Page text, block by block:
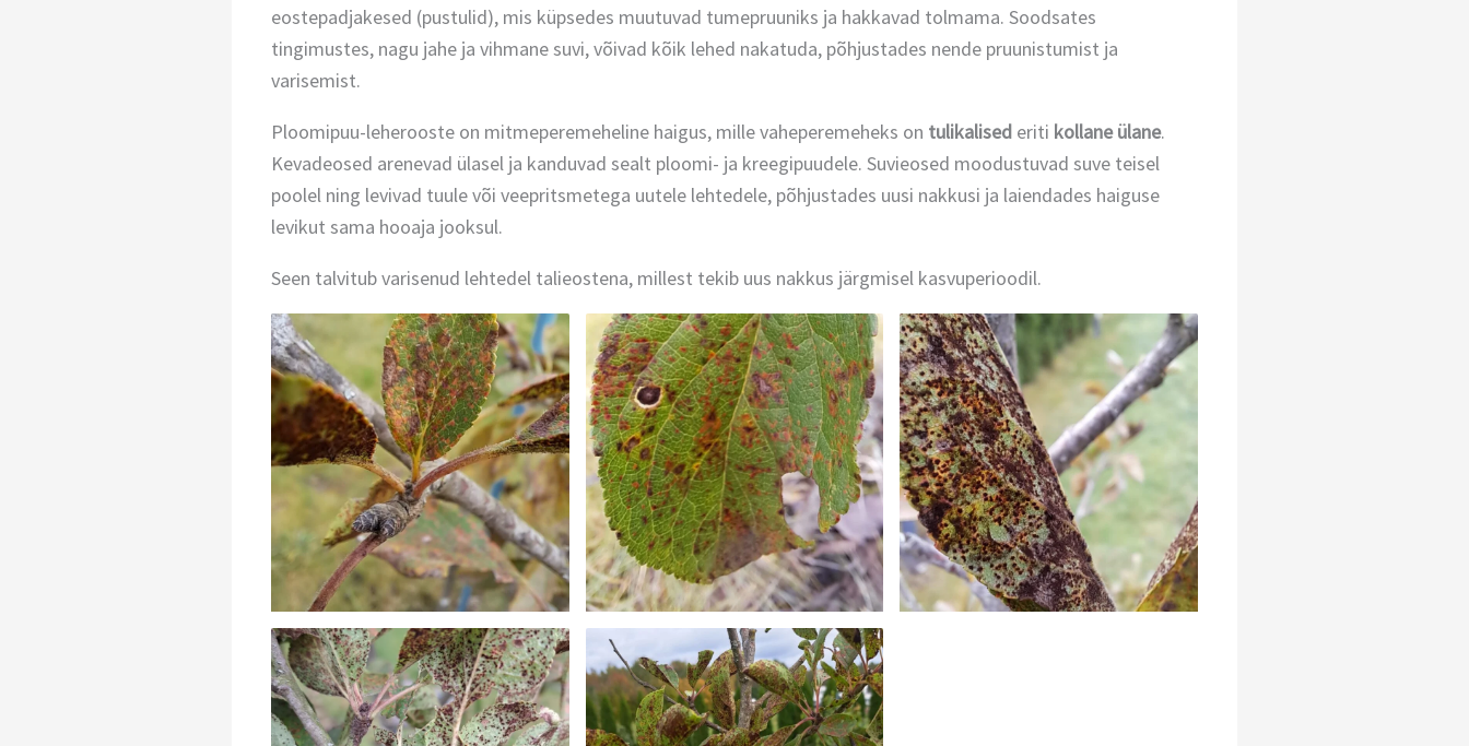
eostepadjakesed (pustulid), mis küpsedes muutuvad tumepruuniks ja hakkavad tolmama. Soodsates
tingimustes, nagu jahe ja vihmane suvi, võivad kõik lehed nakatuda, põhjustades nende pruunistumist ja
varisemist.
Ploomipuu-leherooste on mitmeperemeheline haigus, mille vaheperemeheks on tulikalised eriti kollane ülane.
Kevadeosed arenevad ülasel ja kanduvad sealt ploomi- ja kreegipuudele. Suvieosed moodustuvad suve teisel
poolel ning levivad tuule või veepritsmetega uutele lehtedele, põhjustades uusi nakkusi ja laiendades haiguse
levikut sama hooaja jooksul.
Seen talvitub varisenud lehtedel talieostena, millest tekib uus nakkus järgmisel kasvuperioodil.